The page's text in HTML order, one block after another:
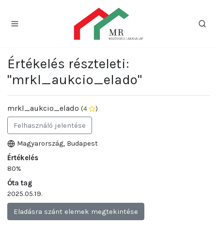
Értékelés részteleti:
"mrkl_aukcio_elado"
mrkl_aukcio_elado (4 )
Felhasználó jelentése
Magyarország, Budapest
Értékelés
80%
Óta tag
2025.05.19.
Eladásra szánt elemek megtekintése